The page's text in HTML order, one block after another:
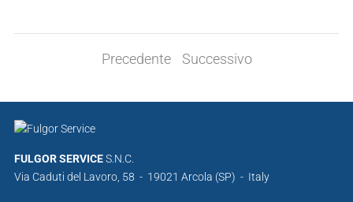
Precedente Successivo
FULGOR SERVICES.N.C.
Via Caduti del Lavoro, 58 - 19021 Arcola (SP) - Italy